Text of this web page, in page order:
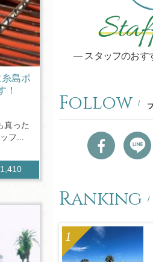
島ポ
！
真った
フ...
1,410
スタッフのおす
Follow
Ranking